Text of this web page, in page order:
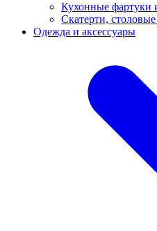
Кухонные фартуки
Скатерти,
Одежда и аксессуары